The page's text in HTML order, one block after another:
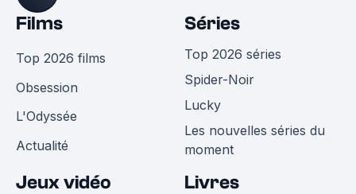
Films
Top 2026 films
Obsession
L'Odyssée
Actualité
Séries
Top 2026 séries
Spider-Noir
Lucky
Les nouvelles séries du
moment
Jeux vidéo Livres